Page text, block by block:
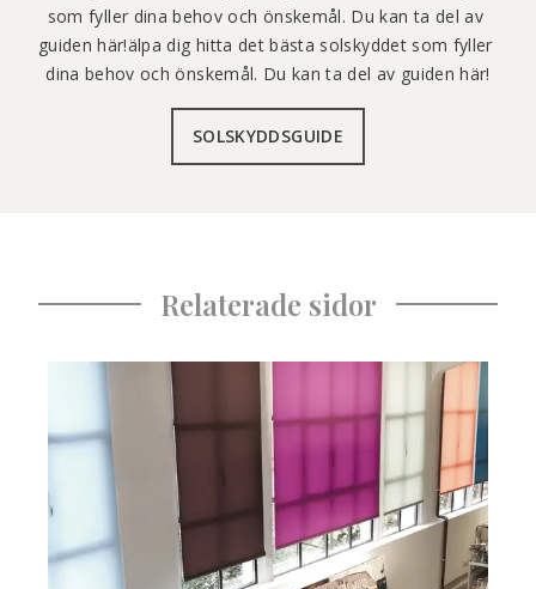
som fyller dina behov och önskemål. Du kan ta del av
guiden här!älpa dig hitta det bästa solskyddet som fyller
dina behov och önskemål. Du kan ta del av guiden här!
SOLSKYDDSGUIDE
Relaterade sidor